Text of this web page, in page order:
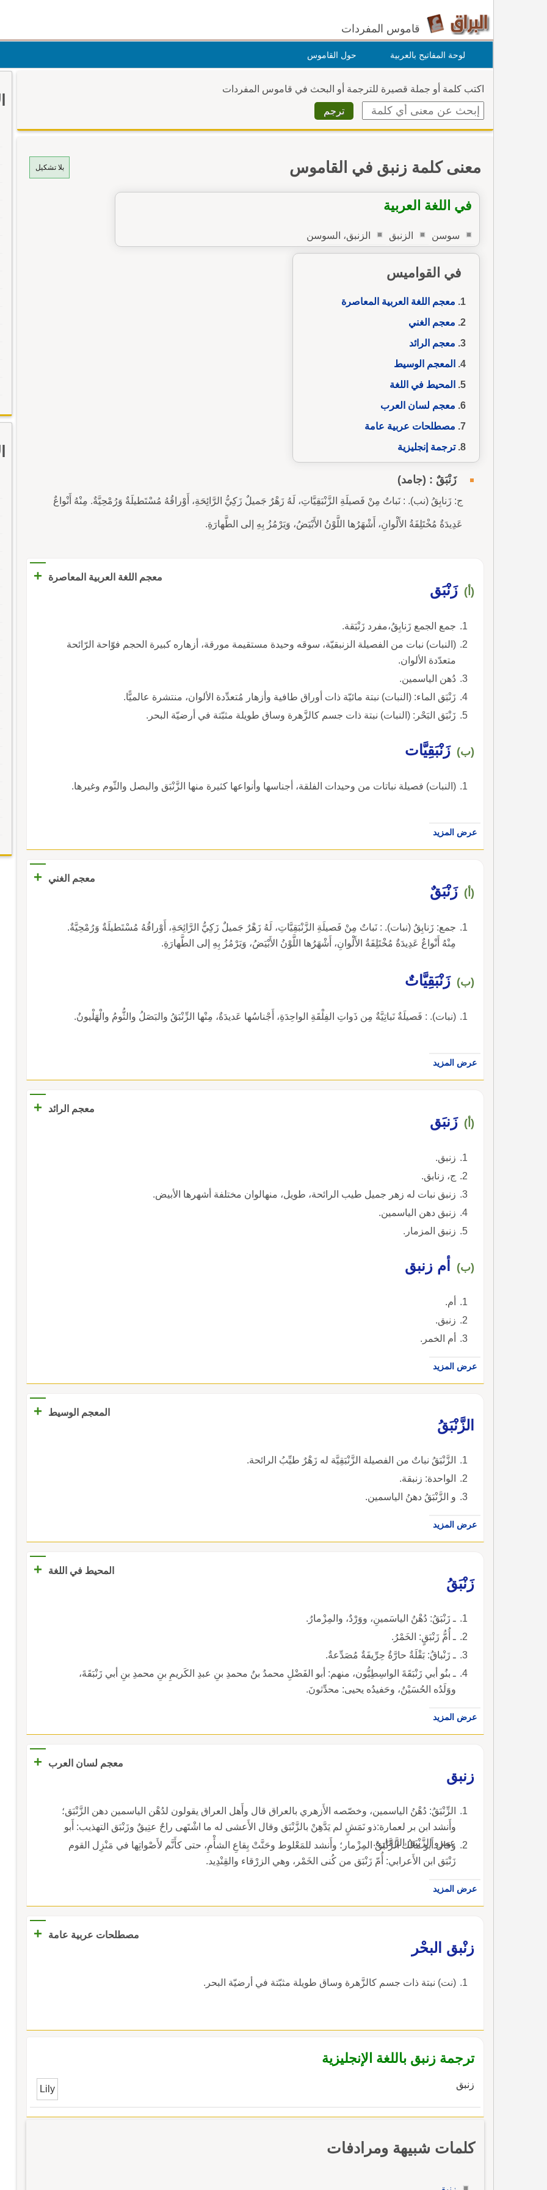
قاموس المفردات
لوحة المفاتيح بالعربية حول القاموس
اكتب كلمة أو جملة قصيرة للترجمة أو البحث في قاموس المفردات
بلا تشكيل معنى كلمة زنبق في القاموس
في اللغة العربية
سوسن الزنبق الزنبق، السوسن
في القواميس
معجم اللغة العربية المعاصرة
معجم الغني
معجم الرائد
المعجم الوسيط
المحيط في اللغة
معجم لسان العرب
مصطلحات عربية عامة
ترجمة إنجليزية
زَنْبَقٌ : (جامد)
ج: زَنابِقُ (نب). : نَباتٌ مِنْ فَصيلَةِ الزَّنْبَقِيَّاتِ، لَهُ زَهْرٌ جَميلٌ زَكِيُّ الرَّائِحَةِ، أَوْراقُهُ مُسْتَطيلَةٌ وَرُمْحِيَّةٌ. مِنْهُ أَنْواعٌ
عَدِيدَةٌ مُخْتَلِفَةُ الأَلْوانِ، أَشْهَرُها اللَّوْنُ الأَبْيَضُ، وَيَرْمُزُ بِهِ إلى الطَّهارَةِ.
معجم اللغة العربية المعاصرة +
(أ) زَنْبَق
جمع الجمع زَنابِقُ،مفرد زَنْبَقة.
(النبات) نبات من الفصيلة الزنبقيّة، سوقه وحيدة مستقيمة مورقة، أزهاره كبيرة الحجم فوّاحة الرّائحة
متعدّدة الألوان.
دُهن الياسمين.
زَنْبَق الماء: (النبات) نبتة مائيّة ذات أوراق طافية وأزهار مُتعدِّدة الألوان، منتشرة عالميًّا.
زَنْبَق البَحْر: (النبات) نبتة ذات جسم كالزَّهرة وساق طويلة مثبّتة في أرضيّة البحر.
(ب) زَنْبَقِيَّات
(النبات) فصيلة نباتات من وحيدات الفلقة، أجناسها وأنواعها كثيرة منها الزَّنْبَق والبصل والثّوم وغيرها.
عرض المزيد
معجم الغني +
(أ) زَنْبَقٌ
جمع: زَنابِقُ (نبات). : نَباتٌ مِنْ فَصيلَةِ الزَّنْبَقِيَّاتِ، لَهُ زَهْرٌ جَميلٌ زَكِيُّ الرَّائِحَةِ، أَوْراقُهُ مُسْتَطيلَةٌ وَرُمْحِيَّةٌ.
مِنْهُ أَنْواعٌ عَدِيدَةٌ مُخْتَلِفَةُ الأَلْوانِ، أَشْهَرُها اللَّوْنُ الأَبْيَضُ، وَيَرْمُزُ بِهِ إلى الطَّهارَةِ.
(ب) زَنْبَقِيَّاتٌ
(نبات). : فَصيلَةٌ نَباتِيَّةٌ مِن ذَواتِ الفِلْقَةِ الواحِدَةِ، أَجْناسُها عَديدَةٌ، مِنْها الزِّنْبَقُ والبَصَلُ والثُّومُ والْهَلْيونُ.
عرض المزيد
معجم الرائد +
(أ) زَنبَق
زنبق.
ج، زنابق.
زنبق نبات له زهر جميل طيب الرائحة، طويل، منهالوان مختلفة أشهرها الأبيض.
زنبق دهن الياسمين.
زنبق المزمار.
(ب) أم زنبق
أم.
زنبق.
أم الخمر.
عرض المزيد
المعجم الوسيط
+
الزَّنْبَقُ
الزَّنْبَقُ نباتٌ من الفصيلة الزَّنْبَقِيَّة له زَهْرٌ طيِّبُ الرائحة.
الواحدة: زنبقة.
و الزَّنْبَقُ دهنُ الياسمين.
عرض المزيد
المحيط في اللغة
+
زَنْبَقُ
ـ زَنْبَقُ: دُهْنُ الياسَمينِ، ووَرْدٌ، والمِزْمارُ.
ـ أُمُّ زَنْبَقٍ: الخَمْرُ.
ـ زَنْباقُ: بَقْلَةٌ حارَّةٌ حِرِّيفَةٌ مُصَدِّعةٌ.
ـ بنُو أبي زَنْبَقَةَ الواسِطِيُّون، منهم: أبو الفَضْلِ محمدُ بنُ محمدِ بنِ عبدِ الكَريمِ بنِ محمدِ بنِ أبي زَنْبَقَةَ،
ووَلَدُه الحُسَيْنُ، وحَفيدُه يحيى: محدِّثونَ.
عرض المزيد
معجم لسان العرب
+
زنبق
الزِّنْبَقُ: دُهْنُ الياسمين، وخصّصه الأَزهري بالعراق قال وأَهل العراق يقولون لدُهْن الياسمين دهن الزَّنْبَق؛
وأَنشد ابن بر لعمارة:ذو نَمَشٍ لم يَدَّهِنْ بالزَّنْبَق وقال الأَعشى له ما اشْتَهى راحٌ عتِيقٌ وزَنْبَق التهذيب: أَبو
عمرو الزَّنْبَقُ الزَّمَّارة.
وقال أَبو مالك الزَّنْبَقُ المِزْمار؛ وأَنشد للمَعْلوط وحَنَّتْ بِقاعِ الشأْمِ، حتى كأَنَّم لأَصْواتِها في مَنْزِل القوم
زَنْبَق ابن الأَعرابي: أُمّ زَنْبَق من كُنى الخَمْر، وهي الزرْقاء والقِنْدِيد.
عرض المزيد
مصطلحات عربية عامة
+
زنْبق البحْر
(نت) نبتة ذات جسم كالزَّهرة وساق طويلة مثبّتة في أرضيّة البحر.
ترجمة زنبق باللغة الإنجليزية
زنبق Lily
كلمات شبيهة ومرادفات